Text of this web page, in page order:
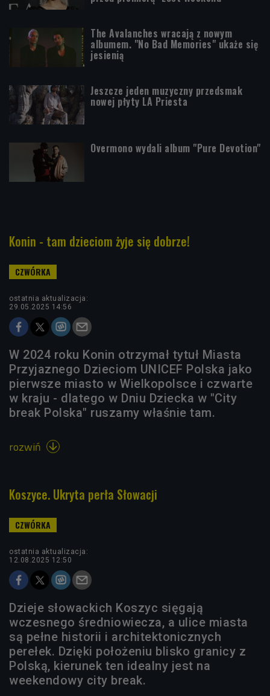
The Avalanches wracają z nowym
albumem. "No Bad Memories" ukaże się
jesienią
Jeszcze jeden muzyczny przedsmak
nowej płyty LA Priesta
Overmono wydali album "Pure Devotion"
Konin - tam dzieciom żyje się dobrze!
ostatnia aktualizacja:
29.05.2025 14:56
W 2024 roku Konin otrzymał tytuł Miasta
Przyjaznego Dzieciom UNICEF Polska jako
pierwsze miasto w Wielkopolsce i czwarte
w kraju - dlatego w Dniu Dziecka w "City
break Polska" ruszamy właśnie tam.
rozwiń 
Koszyce. Ukryta perła Słowacji
ostatnia aktualizacja:
12.08.2025 12:50
Dzieje słowackich Koszyc sięgają
wczesnego średniowiecza, a ulice miasta
są pełne historii i architektonicznych
perełek. Dzięki położeniu blisko granicy z
Polską, kierunek ten idealny jest na
weekendowy city break.